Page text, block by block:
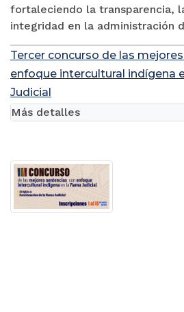
fortaleciendo la transparencia,
integridad en la administración
Tercer concurso de las
enfoque intercultural indígena
Judicial
Más detalles